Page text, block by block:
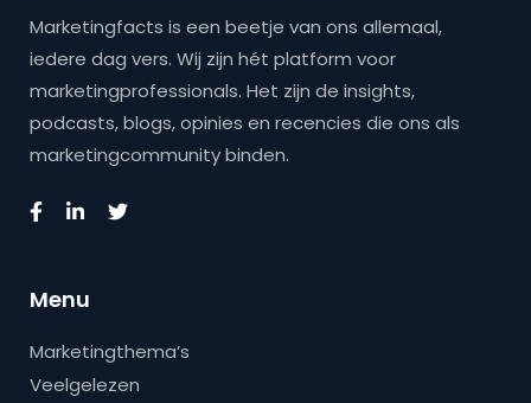
Marketingfacts is een beetje van ons allemaal,
iedere dag vers. Wij zijn hét platform voor
marketingprofessionals. Het zijn de insights,
podcasts, blogs, opinies en recencies die ons als
marketingcommunity binden.
Menu
Marketingthema’s
Veelgelezen